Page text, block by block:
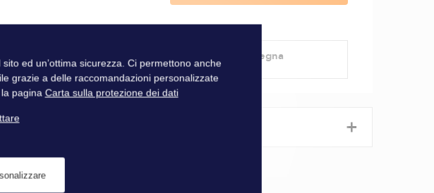
Modalità di consegna
+
ed un’ottima sicurezza. Ci permettono anche
grazie a delle raccomandazioni personalizzate
pagina Carta sulla protezione dei dati